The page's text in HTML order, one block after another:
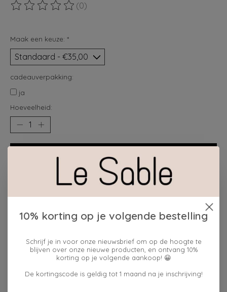
De beoordeling van dit product is
(0)
Maak een keuze: *
cadeauverpakking:
ja
Hoeveelheid:
Plaats bestelling
Reviews (0)
sterren op basis van0
Je beoordeling toevoegen
10% korting op je volgende bestelling
Schrijf je in voor onze nieuwsbrief om op de hoogte te
blijven over onze nieuwe producten, en ontvang 10%
korting op je volgende aankoop! 😀
De kortingscode is geldig tot 1 maand na je inschrijving!